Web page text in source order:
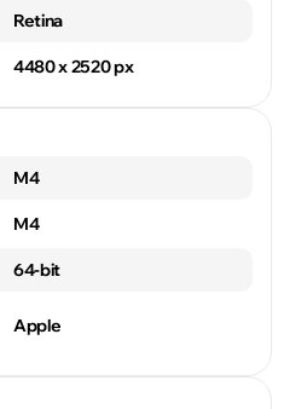
Retina
4480 x 2520 px
M4
M4
64-bit
Apple